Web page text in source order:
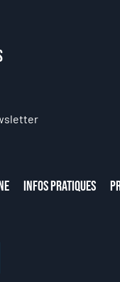
Infos Pratiques